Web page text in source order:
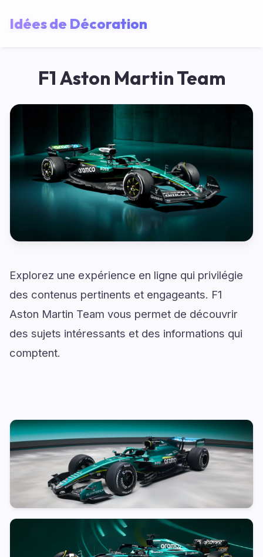
Idées de Décoration
F1 Aston Martin Team
Explorez une expérience en ligne qui privilégie
des contenus pertinents et engageants. F1
Aston Martin Team vous permet de découvrir
des sujets intéressants et des informations qui
comptent.